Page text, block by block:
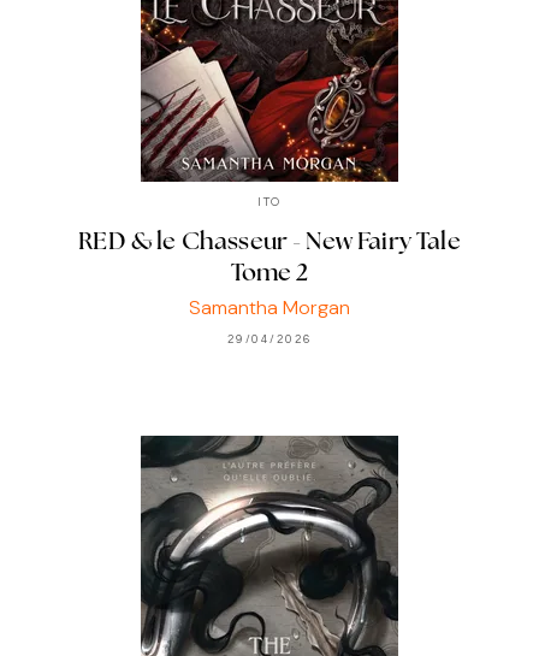
ITO
RED & le Chasseur - New Fairy Tale
Tome 2
Samantha Morgan
29/04/2026